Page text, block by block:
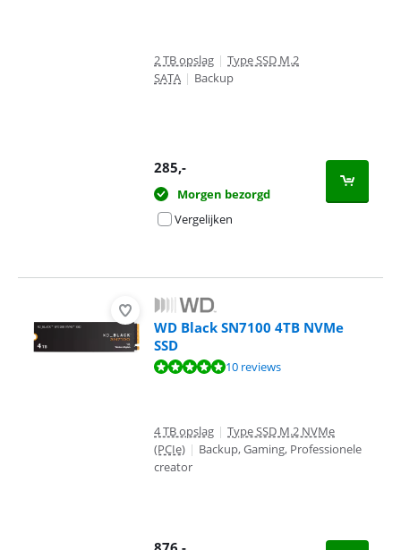
2 TB opslag | Type SSD M.2
SATA | Backup
285,-
Morgen bezorgd
Vergelijken
WD Black SN7100 4TB NVMe
SSD
Beoordeling is 9,7 van de 10, gebaseerd op 10 reviews.
10 reviews
4 TB opslag | Type SSD M.2 NVMe
(PCIe) | Backup, Gaming, Professionele
creator